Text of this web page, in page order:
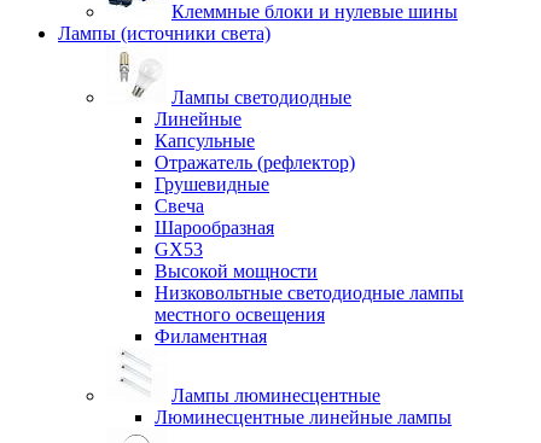
Клеммные блоки и нулевые шины
Лампы (источники света)
Лампы светодиодные
Линейные
Капсульные
Отражатель (рефлектор)
Грушевидные
Свеча
Шарообразная
GX53
Высокой мощности
Низковольтные светодиодные лампы
местного освещения
Филаментная
Лампы люминесцентные
Люминесцентные линейные лампы